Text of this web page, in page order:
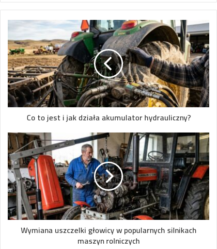
Co to jest i jak działa akumulator hydrauliczny?
Wymiana uszczelki głowicy w popularnych silnikach
maszyn rolniczych